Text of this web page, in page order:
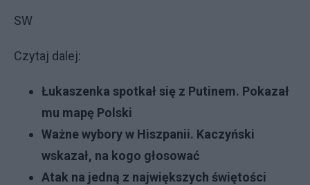
SW
Czytaj dalej:
Łukaszenka spotkał się z Putinem. Pokazał
mu mapę Polski
Ważne wybory w Hiszpanii. Kaczyński
wskazał, na kogo głosować
Atak na jedną z największych świętości